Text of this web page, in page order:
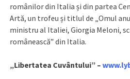
românilor din Italia și din partea
Artă, un trofeu și titlul de „Omul
ministru al Italiei, Giorgia Meloni,
românească” din Italia.
„Libertatea Cuvântului” –